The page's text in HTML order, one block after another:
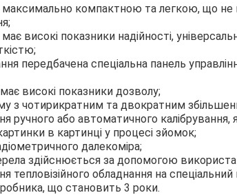
максимально компактною та легкою, що не
має високі показники надійності,
передбачена спеціальна панель
високі показники дозволу;
з чотирикратним та двократним
ручного або автоматичного
в картинці у процесі зйомок;
далекоміра;
здійснюється за допомогою
тепловізійного обладнання на
що становить 3 роки.